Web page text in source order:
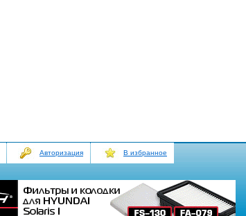
Авторизация В избранное